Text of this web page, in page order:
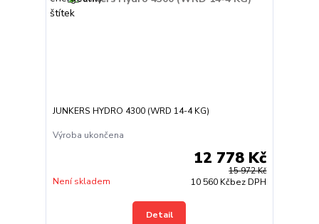
JUNKERS HYDRO 4300 (WRD 14-4 KG)
Výroba ukončena
15 972 Kč
12 778 Kč
10 560 Kčbez DPH
Není skladem
Detail